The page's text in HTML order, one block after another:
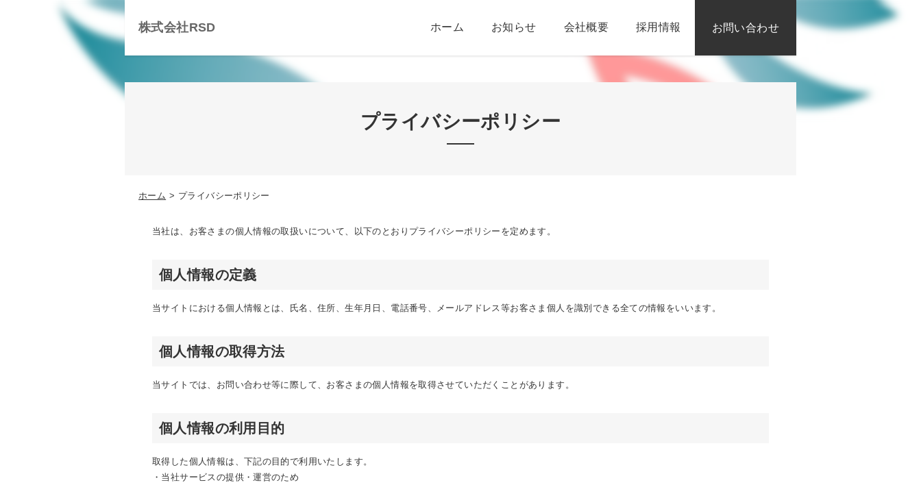
株式会社RSD ホーム お知らせ 会社概要 採用情報
採用応募
お問い合わせ
プライバシーポリシー
ホーム プライバシーポリシー
当社は、お客さまの個人情報の取扱いについて、以下のとおりプライバシーポリシーを定めます。
個人情報の定義
当サイトにおける個人情報とは、氏名、住所、生年月日、電話番号、メールアドレス等お客さま個人を識別できる全ての情報をいいます。
個人情報の取得方法
当サイトでは、お問い合わせ等に際して、お客さまの個人情報を取得させていただくことがあります。
個人情報の利用目的
取得した個人情報は、下記の目的で利用いたします。
・当社サービスの提供・運営のため